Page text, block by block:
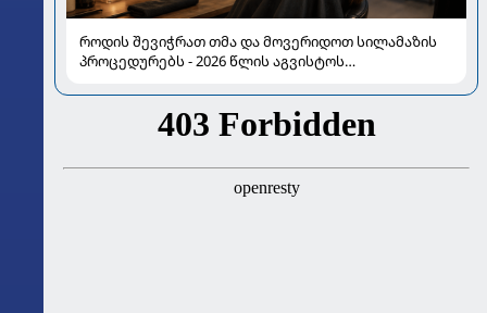
როდის შევიჭრათ თმა და მოვერიდოთ სილამაზის
პროცედურებს - 2026 წლის აგვისტოს